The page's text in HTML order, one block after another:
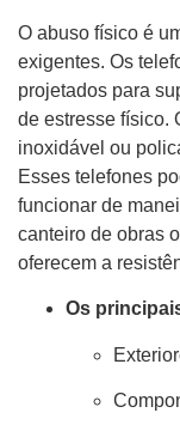
O abuso físico é
exigentes. Os
projetados para
de estresse físico.
inoxidável ou
Esses telefones
funcionar de
canteiro de obras
oferecem a
Os